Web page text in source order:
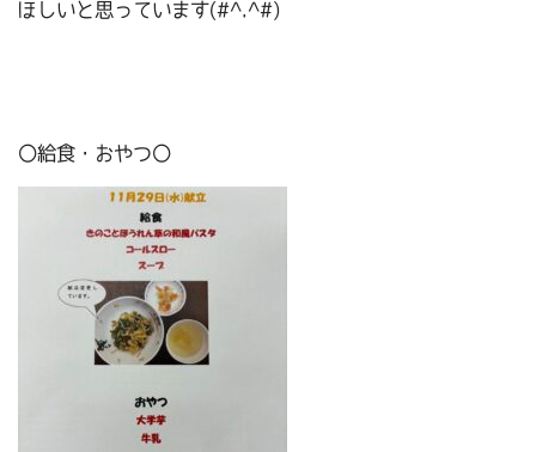
ほしいと思っています(#^.^#)
〇給食・おやつ〇